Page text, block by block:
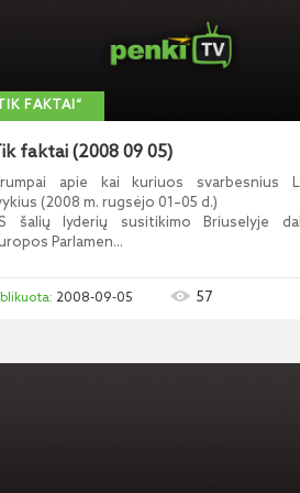
FAKTAI“
faktai (2008 09 05)
apie kai kuriuos svarbesnius
(2008 m. rugsėjo 01–05 d.)
šalių lyderių susitikimo Briuselyje
Parlamen...
2008-09-05 57